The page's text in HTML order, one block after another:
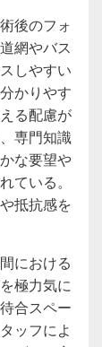
後のフォ
網やバス
しやすい
かりやす
る配慮が
専門知識
な要望や
ている。
抵抗感を
における
極力気に
合スペー
ッフによ